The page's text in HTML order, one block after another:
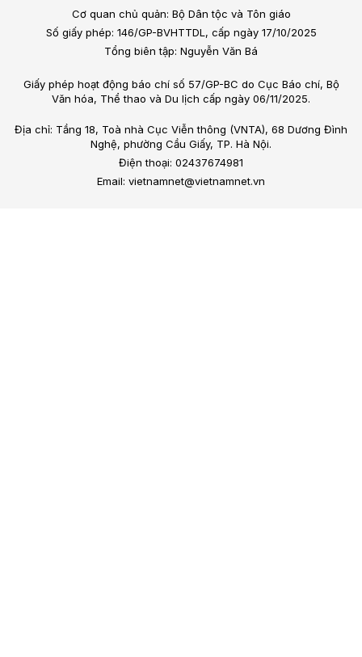
Cơ quan chủ quản: Bộ Dân tộc và Tôn giáo
Số giấy phép: 146/GP-BVHTTDL, cấp ngày 17/10/2025
Tổng biên tập: Nguyễn Văn Bá
Giấy phép hoạt động báo chí số 57/GP-BC do Cục Báo chí, Bộ
Văn hóa, Thể thao và Du lịch cấp ngày 06/11/2025.
Địa chỉ: Tầng 18, Toà nhà Cục Viễn thông (VNTA), 68 Dương Đình
Nghệ, phường Cầu Giấy, TP. Hà Nội.
Điện thoại: 02437674981
Email: vietnamnet@vietnamnet.vn